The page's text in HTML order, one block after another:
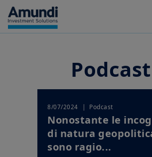
Skip to main content
Podcast
8/07/2024 | Podcast
Nonostante le
di natura
sono ragio...